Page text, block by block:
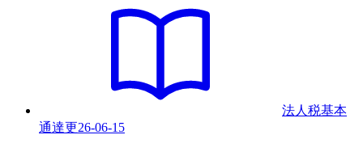
法人税基本
通達更26-06-15